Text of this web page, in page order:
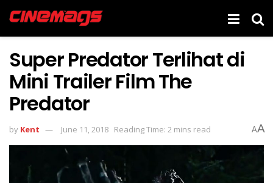
Super Predator Terlihat di
Mini Trailer Film The
Predator
by Kent June 11, 2018 Reading Time: 2 mins read AA